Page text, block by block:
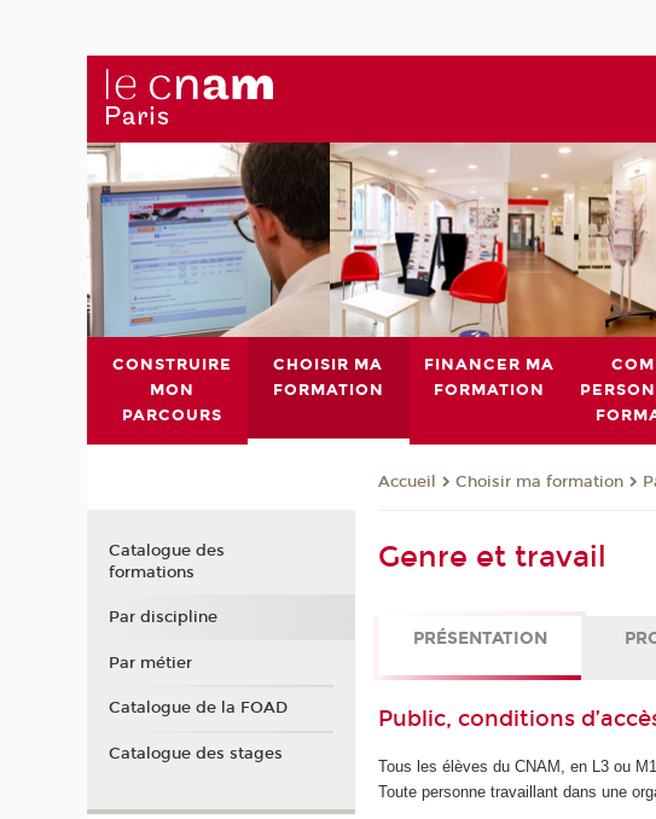
CONSTRUIRE
MON
PARCOURS
CHOISIR MA
FORMATION
FINANCER MA
FORMATION
Accueil Choisir ma formation
Genre et travail
PRÉSENTATION
Public, conditions
Tous les élèves du CNAM, en L3 ou
Toute personne travaillant dans une
Catalogue des
formations
Par discipline
Par métier
Catalogue de la FOAD
Catalogue des stages